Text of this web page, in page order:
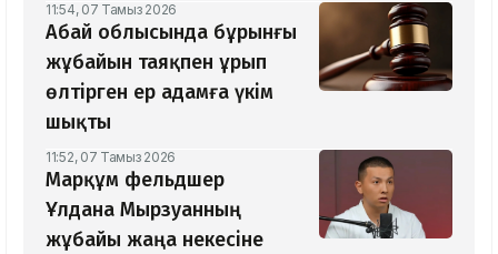
11:54, 07 Тамыз 2026
Абай облысында бұрынғы
жұбайын таяқпен ұрып
өлтірген ер адамға үкім
шықты
11:52, 07 Тамыз 2026
Марқұм фельдшер
Ұлдана Мырзуанның
жұбайы жаңа некесіне